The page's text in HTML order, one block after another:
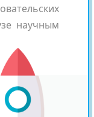
научным